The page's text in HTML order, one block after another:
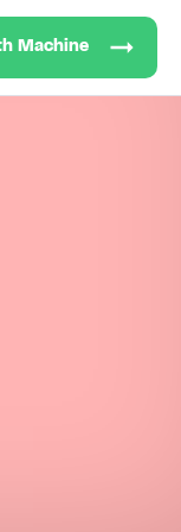
Machine